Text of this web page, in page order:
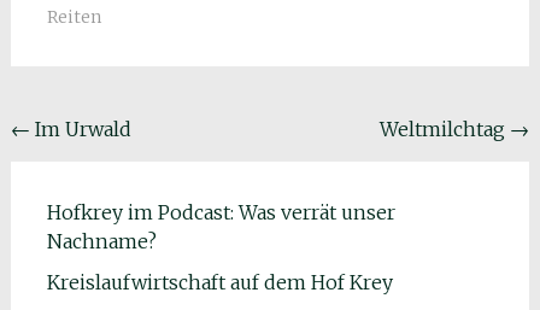
Reiten
Beitragsnavigation
← Im Urwald Weltmilchtag →
Hofkrey im Podcast: Was verrät unser
Nachname?
Kreislaufwirtschaft auf dem Hof Krey